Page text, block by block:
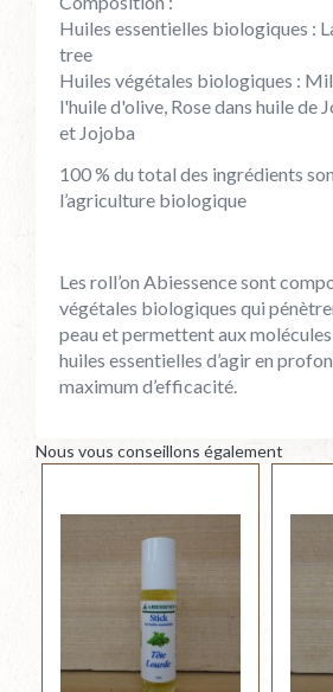
Huiles essentielles biologiques :
tree
Huiles végétales biologiques :
l'huile d'olive, Rose dans huile de
et Jojoba
100 % du total des ingrédients
l’agriculture biologique
Les roll’on Abiessence sont
végétales biologiques qui
peau et permettent aux
huiles essentielles d’agir en
maximum d’efficacité.
Nous vous conseillons également